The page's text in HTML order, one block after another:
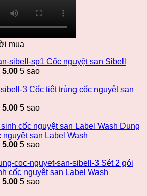
mua
Cốc nguyệt san Sibell
5.00 5 sao
Cốc tiệt trùng cốc nguyệt san
5.00 5 sao
Dung
san Label Wash
5.00 5 sao
Sét 2 gói
cốc nguyệt san Label Wash
5.00 5 sao